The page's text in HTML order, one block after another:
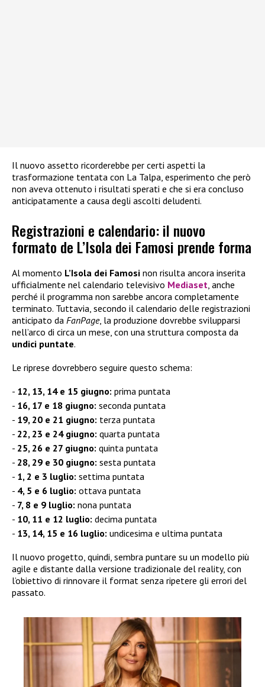
Il nuovo assetto ricorderebbe per certi aspetti la
trasformazione tentata con La Talpa, esperimento che però
non aveva ottenuto i risultati sperati e che si era concluso
anticipatamente a causa degli ascolti deludenti.
Registrazioni e calendario: il nuovo
formato de L’Isola dei Famosi prende forma
Al momento L’Isola dei Famosi non risulta ancora inserita
ufficialmente nel calendario televisivo Mediaset, anche
perché il programma non sarebbe ancora completamente
terminato. Tuttavia, secondo il calendario delle registrazioni
anticipato da FanPage, la produzione dovrebbe svilupparsi
nell’arco di circa un mese, con una struttura composta da
undici puntate.
Le riprese dovrebbero seguire questo schema:
12, 13, 14 e 15 giugno: prima puntata
16, 17 e 18 giugno: seconda puntata
19, 20 e 21 giugno: terza puntata
22, 23 e 24 giugno: quarta puntata
25, 26 e 27 giugno: quinta puntata
28, 29 e 30 giugno: sesta puntata
1, 2 e 3 luglio: settima puntata
4, 5 e 6 luglio: ottava puntata
7, 8 e 9 luglio: nona puntata
10, 11 e 12 luglio: decima puntata
13, 14, 15 e 16 luglio: undicesima e ultima puntata
Il nuovo progetto, quindi, sembra puntare su un modello più
agile e distante dalla versione tradizionale del reality, con
l’obiettivo di rinnovare il format senza ripetere gli errori del
passato.